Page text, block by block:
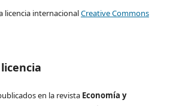
licencia internacionalCreative Commons
en la revista Economía y